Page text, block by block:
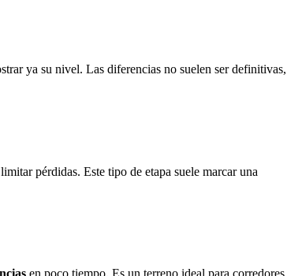
ya su nivel. Las diferencias no suelen ser definitivas,
pérdidas. Este tipo de etapa suele marcar una
en poco tiempo. Es un terreno ideal para corredores